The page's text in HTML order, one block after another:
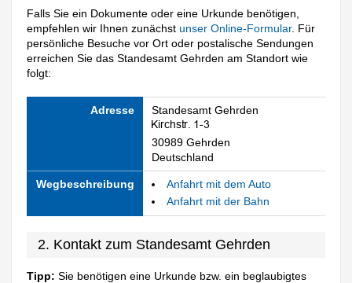
Falls Sie ein Dokumente oder eine Urkunde benötigen,
empfehlen wir Ihnen zunächstunser Online-Formular. Für
persönliche Besuche vor Ort oder postalische Sendungen
erreichen Sie das Standesamt Gehrden am Standort wie
folgt:
Adresse Standesamt Gehrden
30989 Gehrden
Deutschland
Wegbeschreibung
Anfahrt mit dem Auto
Anfahrt mit der Bahn
2. Kontakt zum Standesamt Gehrden
Tipp: Sie benötigen eine Urkunde bzw. ein beglaubigtes